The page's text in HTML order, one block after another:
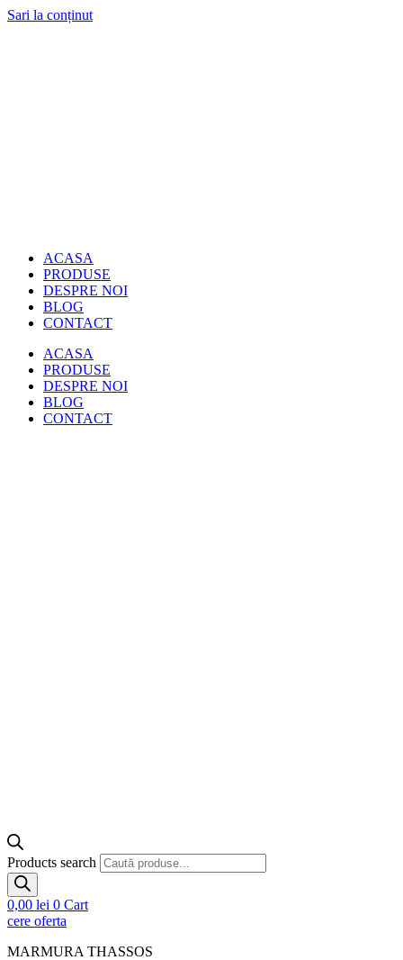
Sari la conținut
ACASA
PRODUSE
DESPRE NOI
BLOG
CONTACT
ACASA
PRODUSE
DESPRE NOI
BLOG
CONTACT
Products search
0,00 lei 0 Cart
cere oferta
MARMURA THASSOS